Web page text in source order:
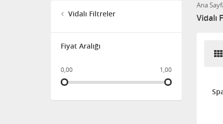
Vidalı Filtreler
Fiyat Aralığı
0,00 1,00
Ana
Vidalı